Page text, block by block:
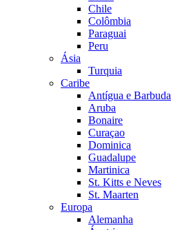
Chile
Colômbia
Paraguai
Peru
Ásia
Turquia
Caribe
Antígua e Barbuda
Aruba
Bonaire
Curaçao
Dominica
Guadalupe
Martinica
St. Kitts e Neves
St. Maarten
Europa
Alemanha